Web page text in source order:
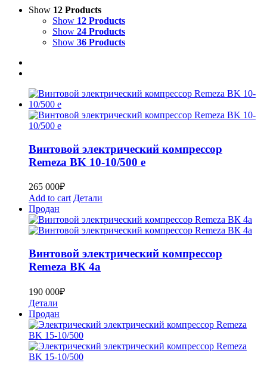
Show 12 Products
Show 12 Products
Show 24 Products
Show 36 Products
Винтовой электрический компрессор
Remeza BK 10-10/500 е
265 000₽
Add to cart Детали
Продан
Винтовой электрический кoмпpеcсор
Remeza ВК 4а
190 000₽
Детали
Продан